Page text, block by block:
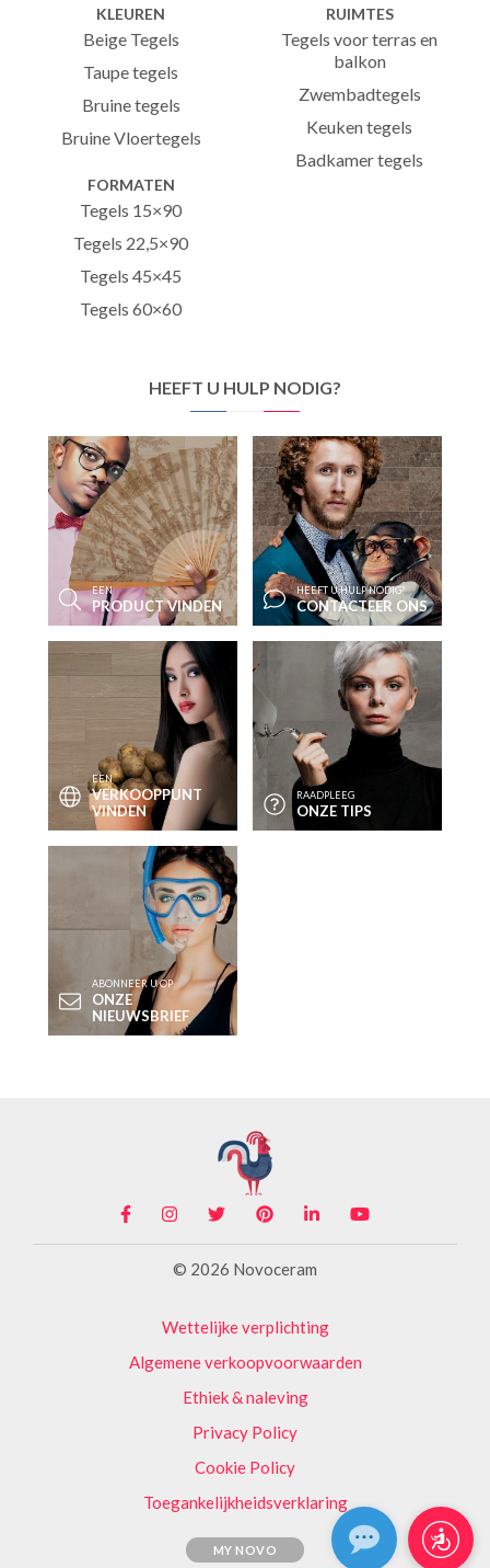
KLEUREN
Beige Tegels
Taupe tegels
Bruine tegels
Bruine Vloertegels
RUIMTES
Tegels voor terras en
balkon
Zwembadtegels
Keuken tegels
Badkamer tegels
FORMATEN
Tegels 15×90
Tegels 22,5×90
Tegels 45×45
Tegels 60×60
HEEFT U HULP NODIG?
EEN
PRODUCT VINDEN
HEEFT U HULP NODIG?
CONTACTEER ONS
EEN
VERKOOPPUNT
VINDEN
RAADPLEEG
ONZE TIPS
ABONNEER U OP
ONZE
NIEUWSBRIEF
© 2026 Novoceram
Wettelijke verplichting
Algemene verkoopvoorwaarden
Ethiek & naleving
Privacy Policy
Cookie Policy
Toegankelijkheidsverklaring
MY NOVO